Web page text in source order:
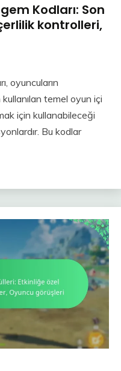
Kodları: Son
kontrolleri,
oyuncuların
temel oyun içi
için kullanabileceği
Bu kodlar